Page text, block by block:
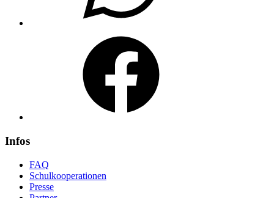
Infos
FAQ
Schulkooperationen
Presse